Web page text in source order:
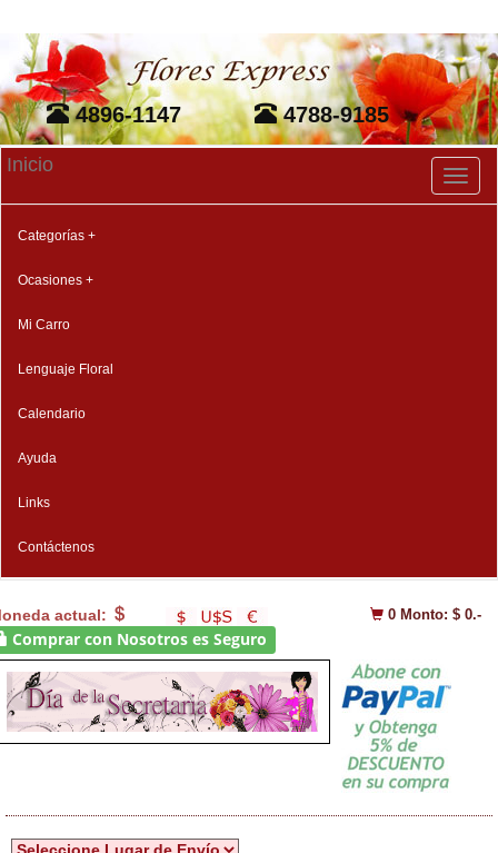
4896-1147 4788-9185
Inicio
Categorías +
Ocasiones +
Mi Carro
Lenguaje Floral
Calendario
Ayuda
Links
Contáctenos
actual: 0 Monto: $ 0.-
Comprar con Nosotros es Seguro